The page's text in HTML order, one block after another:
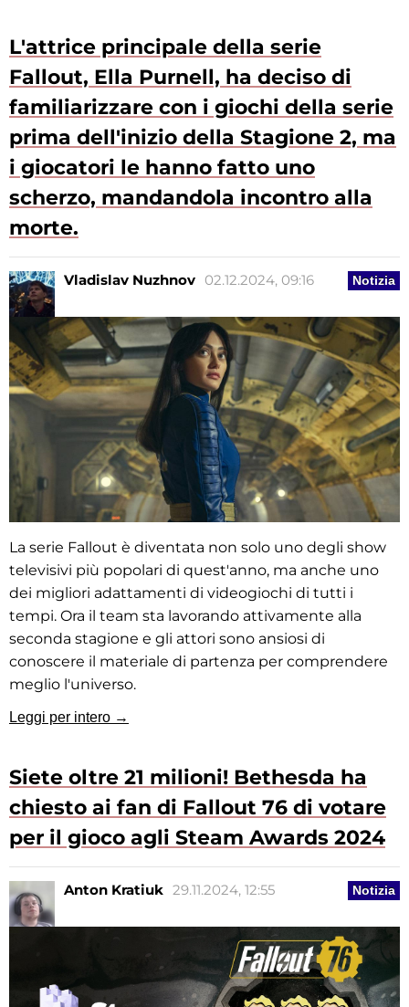
L'attrice principale della serie
Fallout, Ella Purnell, ha deciso di
familiarizzare con i giochi della serie
prima dell'inizio della Stagione 2, ma
i giocatori le hanno fatto uno
scherzo, mandandola incontro alla
morte.
Notizia
Vladislav Nuzhnov 02.12.2024, 09:16
La serie Fallout è diventata non solo uno degli show
televisivi più popolari di quest'anno, ma anche uno
dei migliori adattamenti di videogiochi di tutti i
tempi. Ora il team sta lavorando attivamente alla
seconda stagione e gli attori sono ansiosi di
conoscere il materiale di partenza per comprendere
meglio l'universo.
Leggi per intero →
Siete oltre 21 milioni! Bethesda ha
chiesto ai fan di Fallout 76 di votare
per il gioco agli Steam Awards 2024
Notizia
Anton Kratiuk 29.11.2024, 12:55